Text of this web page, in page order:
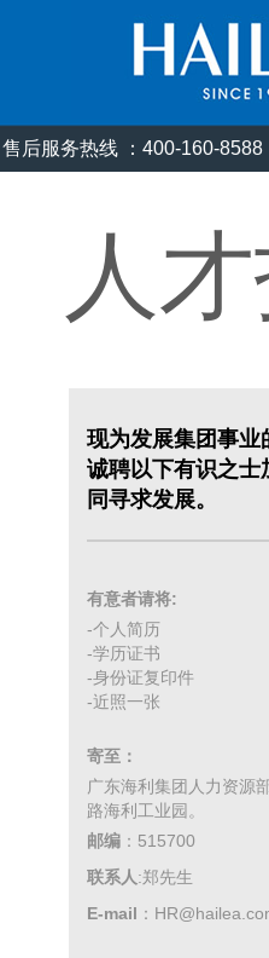
人
现为发展集团事业
诚聘以下有识之士
同寻求发展。
有意者请将:
-个人简历
-学历证书
-身份证复印件
-近照一张
寄至：
广东海利集团人力资源
路海利工业园。
邮编 ：515700
联系人:郑先生
E-mail ：
售后服务热线 ：400-160-